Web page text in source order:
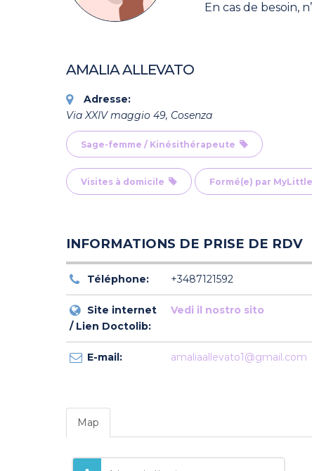
En cas de besoin,
AMALIA ALLEVATO
Adresse:
Via XXIV maggio 49, Cosenza
Sage-femme / Kinésithérapeute
Visites à domicile Formé(e) par
INFORMATIONS DE PRISE DE RDV
Téléphone: +3487121592
Site internet
/ Lien Doctolib:
Vedi il nostro sito
E-mail: amaliaallevato1@gmail.com
Map